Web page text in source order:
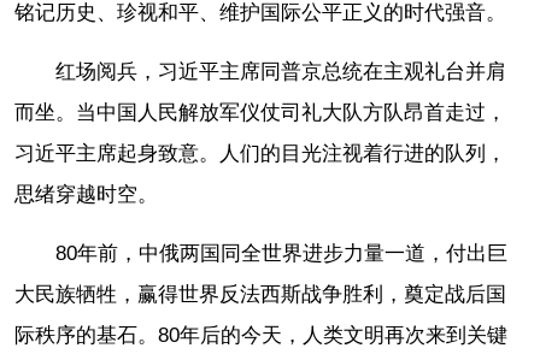
铭记历史、珍视和平、维护国际公平正义的时代强音。
红场阅兵，习近平主席同普京总统在主观礼台并肩
而坐。当中国人民解放军仪仗司礼大队方队昂首走过，
习近平主席起身致意。人们的目光注视着行进的队列，
思绪穿越时空。
80年前，中俄两国同全世界进步力量一道，付出巨
大民族牺牲，赢得世界反法西斯战争胜利，奠定战后国
际秩序的基石。80年后的今天，人类文明再次来到关键